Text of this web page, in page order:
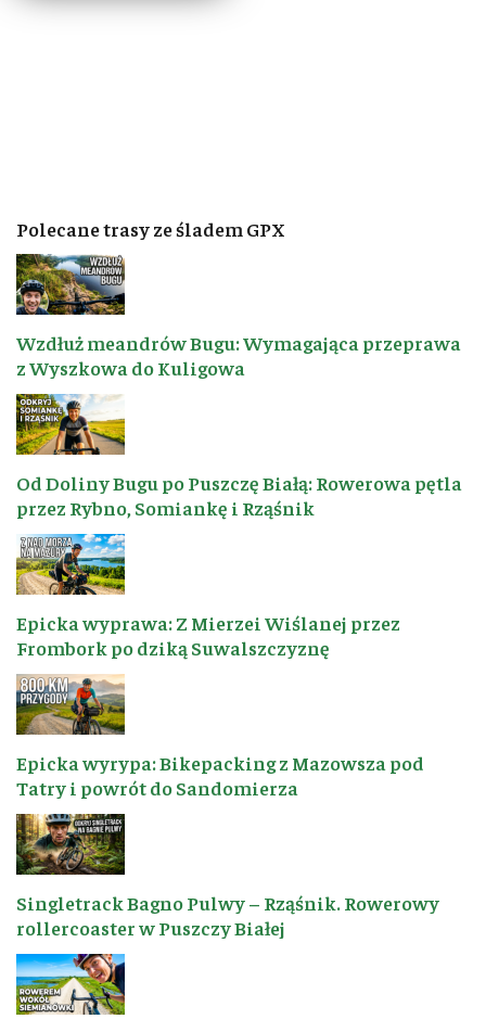
Polecane trasy ze śladem GPX
Wzdłuż meandrów Bugu: Wymagająca przeprawa
z Wyszkowa do Kuligowa
Od Doliny Bugu po Puszczę Białą: Rowerowa pętla
przez Rybno, Somiankę i Rząśnik
Epicka wyprawa: Z Mierzei Wiślanej przez
Frombork po dziką Suwalszczyznę
Epicka wyrypa: Bikepacking z Mazowsza pod
Tatry i powrót do Sandomierza
Singletrack Bagno Pulwy – Rząśnik. Rowerowy
rollercoaster w Puszczy Białej